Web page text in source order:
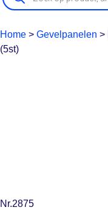
Home > Gevelpanelen >
(5st)
Nr.2875